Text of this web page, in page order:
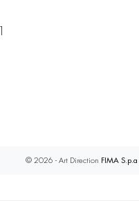
© 2026 - Art Direction FIMA S.p.a